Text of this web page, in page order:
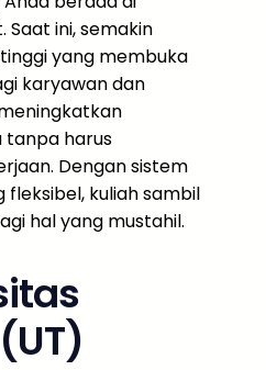
ini, semakin
yang membuka
karyawan dan
tanpa harus
Dengan sistem
kuliah sambil
hal yang mustahil.